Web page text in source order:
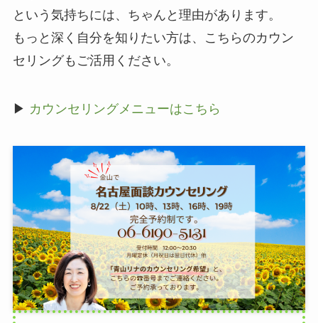
という気持ちには、ちゃんと理由があります。
もっと深く自分を知りたい方は、こちらのカウン
セリングもご活用ください。
▶ カウンセリングメニューはこちら